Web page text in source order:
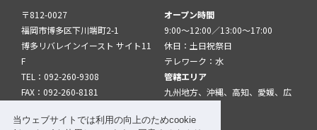
当ウェブサイトでは利用の向上のためcookie
〒812-0027
福岡市博多区下川端町2-1
博多リバレインイースト サイト11
F
TEL：092-260-9308
FAX：092-260-8181
オープン時間
9:00～12:00／13:00～17:00
休日：土日祝祭日
テレワーク：水
管轄エリア
九州地方、沖縄、高知、愛媛、広